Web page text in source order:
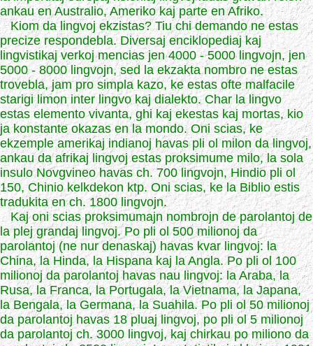
ankau en Australio, Ameriko kaj parte en Afriko.
Kiom da lingvoj ekzistas? Tiu chi demando ne estas
precize respondebla. Diversaj enciklopediaj kaj
lingvistikaj verkoj mencias jen 4000 - 5000 lingvojn, jen
5000 - 8000 lingvojn, sed la ekzakta nombro ne estas
trovebla, jam pro simpla kazo, ke estas ofte malfacile
starigi limon inter lingvo kaj dialekto. Char la lingvo
estas elemento vivanta, ghi kaj ekestas kaj mortas, kio
ja konstante okazas en la mondo. Oni scias, ke
ekzemple amerikaj indianoj havas pli ol milon da lingvoj,
ankau da afrikaj lingvoj estas proksimume milo, la sola
insulo Novgvineo havas ch. 700 lingvojn, Hindio pli ol
150, Chinio kelkdekon ktp. Oni scias, ke la Biblio estis
tradukita en ch. 1800 lingvojn.
Kaj oni scias proksimumajn nombrojn de parolantoj de
la plej grandaj lingvoj. Po pli ol 500 milionoj da
parolantoj (ne nur denaskaj) havas kvar lingvoj: la
China, la Hinda, la Hispana kaj la Angla. Po pli ol 100
milionoj da parolantoj havas nau lingvoj: la Araba, la
Rusa, la Franca, la Portugala, la Vietnama, la Japana,
la Bengala, la Germana, la Suahila. Po pli ol 50 milionoj
da parolantoj havas 18 pluaj lingvoj, po pli ol 5 milionoj
da parolantoj ch. 3000 lingvoj, kaj chirkau po miliono da